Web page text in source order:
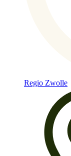
Regio Zwolle